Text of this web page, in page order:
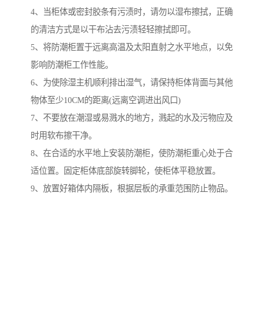
4、当柜体或密封胶条有污渍时，请勿以湿布擦拭，正确
的清洁方式是以干布沾去污渍轻轻擦拭即可。
5、将防潮柜置于远离高温及太阳直射之水平地点，以免
影响防潮柜工作性能。
6、为使除湿主机顺利排出湿气，请保持柜体背面与其他
物体至少10CM的距离(远离空调进出风口)
7、不要放在潮湿或易溅水的地方，溅起的水及污物应及
时用软布擦干净。
8、在合适的水平地上安装防潮柜，使防潮柜重心处于合
适位置。固定柜体底部旋转脚轮，使柜体平稳放置。
9、放置好箱体内隔板，根据层板的承重范围防止物品。